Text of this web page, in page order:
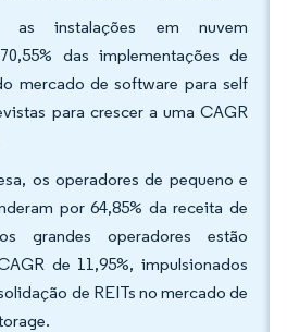
as instalações em nuvem
das implementações de
mercado de software para self
para crescer a uma CAGR
os operadores de pequeno e
por 64,85% da receita de
grandes operadores estão
de 11,95%, impulsionados
de REITs no mercado de